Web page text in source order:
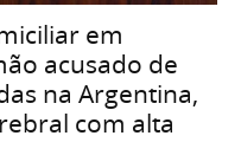
em
acusado de
na Argentina,
com alta